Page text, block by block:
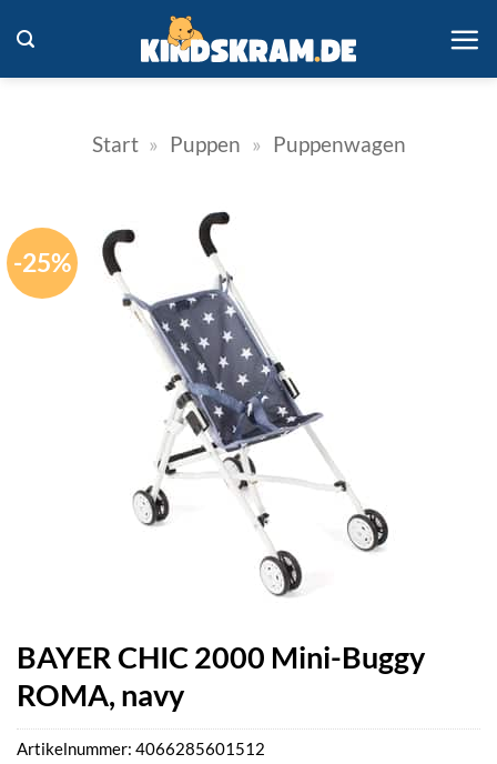
Inhalt
springen
Start » Puppen » Puppenwagen
-25%
BAYER CHIC 2000 Mini-Buggy
ROMA, navy
Artikelnummer: 4066285601512